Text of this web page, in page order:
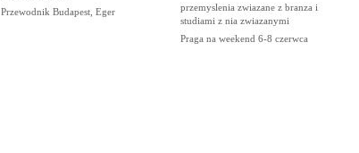
Przewodnik Budapest, Eger
przemyslenia zwiazane z branza i
studiami z nia zwiazanymi
Praga na weekend 6-8 czerwca